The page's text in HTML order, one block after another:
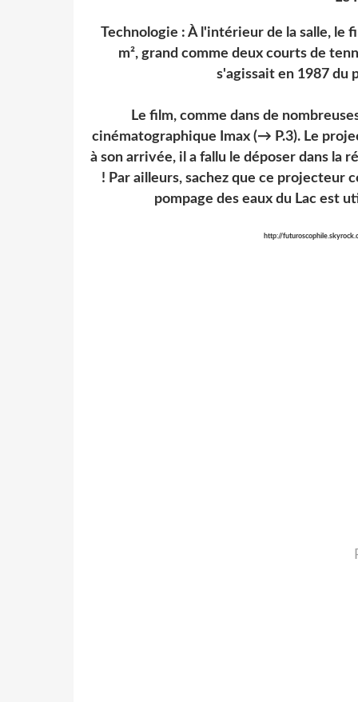
Technologie : À l'intérieur de la salle, le
m², grand comme deux courts de
s'agissait en 1987 du
Le film, comme dans de
cinématographique Imax (→ P.3). Le
à son arrivée, il a fallu le déposer dans la
! Par ailleurs, sachez que ce projecteur
pompage des eaux du Lac est
http://